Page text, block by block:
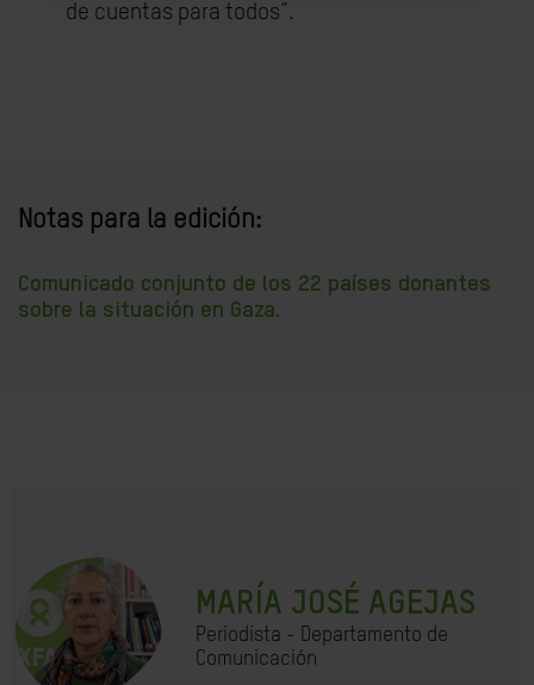
de cuentas para todos”.
Notas para la edición:
Comunicado conjunto de los 22 países donantes
sobre la situación en Gaza.
MARÍA JOSÉ AGEJAS
Periodista - Departamento de
Comunicación